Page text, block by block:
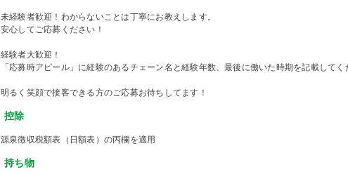
未経験者歓迎！わからないことは丁寧にお教えします。
安心してご応募ください！
経験者大歓迎！
「応募時アピール」に経験のあるチェーン名と経験年数、最後に働いた時期を記載してく
明るく笑顔で接客できる方のご応募お待ちしてます！
控除
源泉徴収税額表（日額表）の丙欄を適用
持ち物